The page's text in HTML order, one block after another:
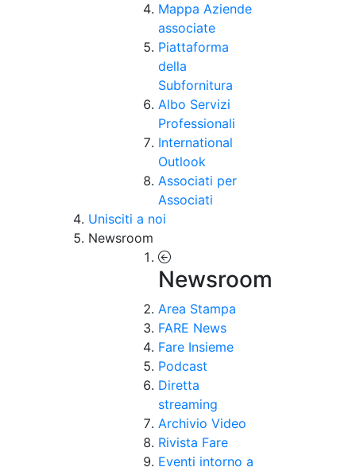
Mappa Aziende
associate
Piattaforma
della
Subfornitura
Albo Servizi
Professionali
International
Outlook
Associati per
Associati
Unisciti a noi
Newsroom
Newsroom
Area Stampa
FARE News
Fare Insieme
Podcast
Diretta
streaming
Archivio Video
Rivista Fare
Eventi intorno a